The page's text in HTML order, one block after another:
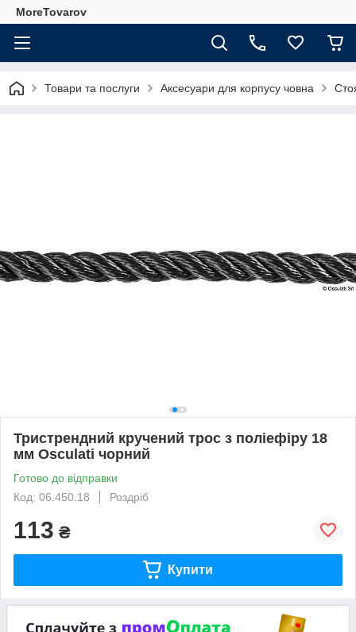
MoreTovarov
Товари та послуги Аксесуари для корпусу човна
Тристрендний кручений трос з поліефіру 18
мм Osculati чорний
Готово до відправки
Код: 06.450.18
Роздріб
113 ₴
Купити